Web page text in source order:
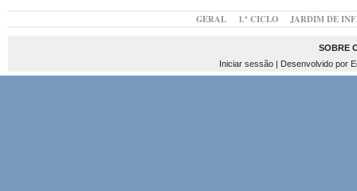
GERAL 1.º CICLO JARDIM DE
SOBRE
Iniciar sessão| Desenvolvido por